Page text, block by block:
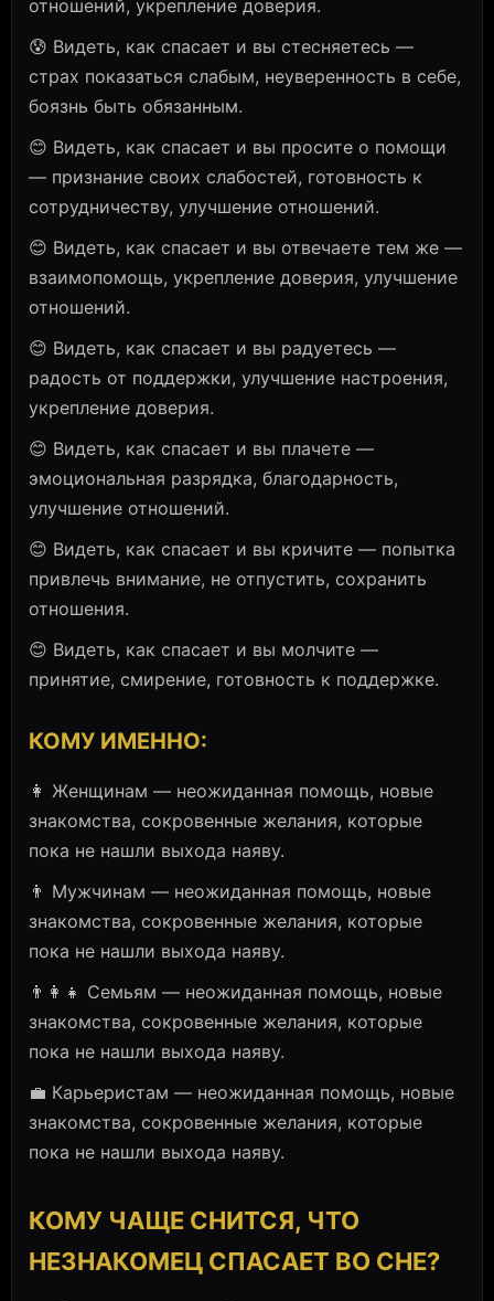
отношений, укрепление доверия.
😰 Видеть, как спасает и вы стесняетесь —
страх показаться слабым, неуверенность в себе,
боязнь быть обязанным.
😊 Видеть, как спасает и вы просите о помощи
— признание своих слабостей, готовность к
сотрудничеству, улучшение отношений.
😊 Видеть, как спасает и вы отвечаете тем же —
взаимопомощь, укрепление доверия, улучшение
отношений.
😊 Видеть, как спасает и вы радуетесь —
радость от поддержки, улучшение настроения,
укрепление доверия.
😊 Видеть, как спасает и вы плачете —
эмоциональная разрядка, благодарность,
улучшение отношений.
😊 Видеть, как спасает и вы кричите — попытка
привлечь внимание, не отпустить, сохранить
отношения.
😊 Видеть, как спасает и вы молчите —
принятие, смирение, готовность к поддержке.
КОМУ ИМЕННО:
👩 Женщинам — неожиданная помощь, новые
знакомства, сокровенные желания, которые
пока не нашли выхода наяву.
👨 Мужчинам — неожиданная помощь, новые
знакомства, сокровенные желания, которые
пока не нашли выхода наяву.
👨‍👩‍👧 Семьям — неожиданная помощь, новые
знакомства, сокровенные желания, которые
пока не нашли выхода наяву.
💼 Карьеристам — неожиданная помощь, новые
знакомства, сокровенные желания, которые
пока не нашли выхода наяву.
КОМУ ЧАЩЕ СНИТСЯ, ЧТО
НЕЗНАКОМЕЦ СПАСАЕТ ВО СНЕ?